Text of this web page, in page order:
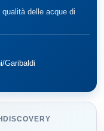
delle acque di
Garibaldi